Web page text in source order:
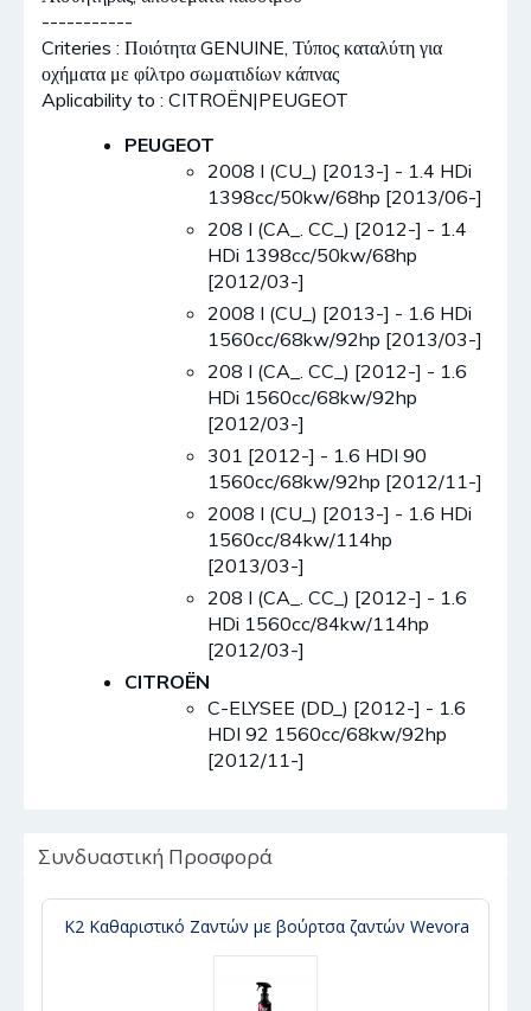
-----------
Criteries : Ποιότητα GENUINE, Τύπος καταλύτη για
οχήματα με φίλτρο σωματιδίων κάπνας
Aplicability to : CITROËN|PEUGEOT
PEUGEOT
2008 I (CU_) [2013-] - 1.4 HDi
1398cc/50kw/68hp [2013/06-]
208 I (CA_. CC_) [2012-] - 1.4
HDi 1398cc/50kw/68hp
[2012/03-]
2008 I (CU_) [2013-] - 1.6 HDi
1560cc/68kw/92hp [2013/03-]
208 I (CA_. CC_) [2012-] - 1.6
HDi 1560cc/68kw/92hp
[2012/03-]
301 [2012-] - 1.6 HDI 90
1560cc/68kw/92hp [2012/11-]
2008 I (CU_) [2013-] - 1.6 HDi
1560cc/84kw/114hp
[2013/03-]
208 I (CA_. CC_) [2012-] - 1.6
HDi 1560cc/84kw/114hp
[2012/03-]
CITROËN
C-ELYSEE (DD_) [2012-] - 1.6
HDI 92 1560cc/68kw/92hp
[2012/11-]
Συνδυαστική Προσφορά
K2 Καθαριστικό Ζαντών με βούρτσα ζαντών Wevora